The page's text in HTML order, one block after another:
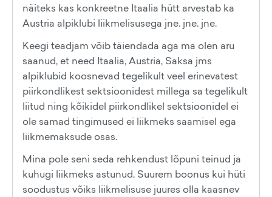
näiteks kas konkreetne Itaalia hütt arvestab ka
Austria alpiklubi liikmelisusega jne. jne. jne.
Keegi teadjam võib täiendada aga ma olen aru
saanud, et need Itaalia, Austria, Saksa jms
alpiklubid koosnevad tegelikult veel erinevatest
piirkondlikest sektsioonidest millega sa tegelikult
liitud ning kõikidel piirkondlikel sektsioonidel ei
ole samad tingimused ei liikmeks saamisel ega
liikmemaksude osas.
Mina pole seni seda rehkendust lõpuni teinud ja
kuhugi liikmeks astunud. Suurem boonus kui hüti
soodustus võiks liikmelisuse juures olla kaasnev